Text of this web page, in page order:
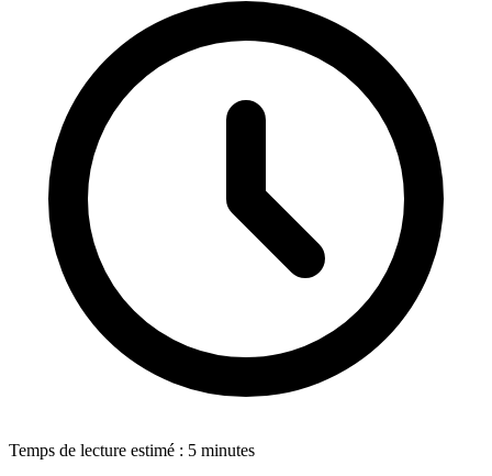
Temps de lecture estimé : 5 minutes